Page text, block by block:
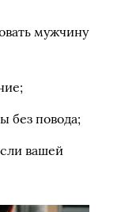
мужчину
без повода;
вашей